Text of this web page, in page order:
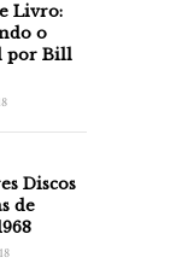
Livro:
o
por Bill
Discos
de